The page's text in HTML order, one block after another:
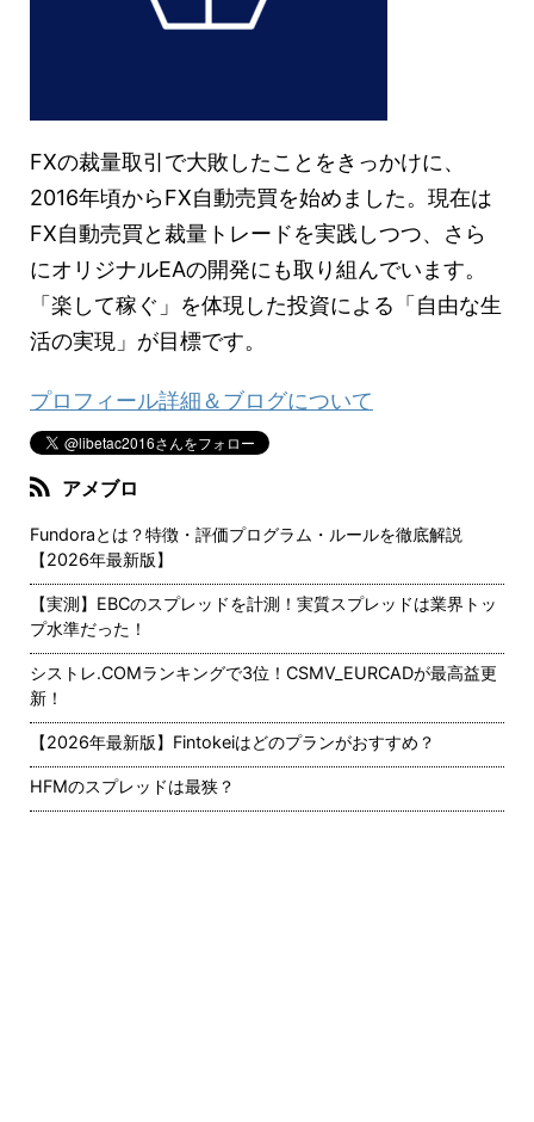
FXの裁量取引で大敗したことをきっかけに、
2016年頃からFX自動売買を始めました。現在は
FX自動売買と裁量トレードを実践しつつ、さら
にオリジナルEAの開発にも取り組んでいます。
「楽して稼ぐ」を体現した投資による「自由な生
活の実現」が目標です。
プロフィール詳細＆ブログについて
アメブロ
Fundoraとは？特徴・評価プログラム・ルールを徹底解説
【2026年最新版】
【実測】EBCのスプレッドを計測！実質スプレッドは業界トッ
プ水準だった！
シストレ.COMランキングで3位！CSMV_EURCADが最高益更
新！
【2026年最新版】Fintokeiはどのプランがおすすめ？
HFMのスプレッドは最狭？